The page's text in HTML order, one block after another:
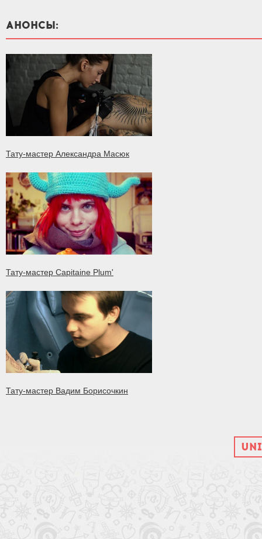
АНОНСЫ:
Тату-мастер Александра Масюк
Тату-мастер Capitaine Plum'
Тату-мастер Вадим Борисочкин